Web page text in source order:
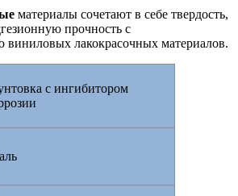
материалы сочетают в себе твердость,
прочность с
виниловых лакокрасочных материалов.
с ингибитором